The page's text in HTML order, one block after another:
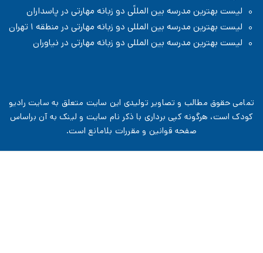
مدرسه بین المللًی دو زبانه مهارتی در پاسداران
بین المللی دو زبانه مهارتی در منطقه ۱ تهران
مدرسه بین المللی دو زبانه مهارتی در نیاوران
و تصاویر تولیدی این سایت متعلق به سایت رادیو
کپی برداری با ذکر نام سایت و لینک به آن براساس
صفحه قوانین و مقررات بلامانع است.